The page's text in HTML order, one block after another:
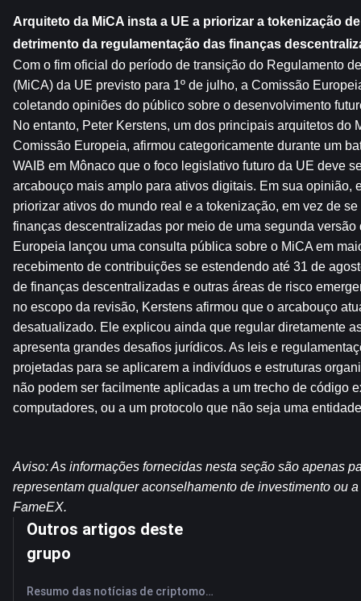
Arquiteto da MiCA insta a UE a priorizar a tokenização
detrimento da regulamentação das finanças
Com o fim oficial do período de transição do Regulamento
(MiCA) da UE previsto para 1º de julho, a Comissão
coletando opiniões do público sobre o desenvolvimento
No entanto, Peter Kerstens, um dos principais arquitetos do
Comissão Europeia, afirmou categoricamente durante um
WAIB em Mônaco que o foco legislativo futuro da UE deve
arcabouço mais amplo para ativos digitais. Em sua opinião,
priorizar ativos do mundo real e a tokenização, em vez de
finanças descentralizadas por meio de uma segunda versão
Europeia lançou uma consulta pública sobre o MiCA em
recebimento de contribuições se estendendo até 31 de
de finanças descentralizadas e outras áreas de risco
no escopo da revisão, Kerstens afirmou que o arcabouço
desatualizado. Ele explicou ainda que regular diretamente
apresenta grandes desafios jurídicos. As leis e
projetadas para se aplicarem a indivíduos e estruturas
não podem ser facilmente aplicadas a um trecho de código
computadores, ou a um protocolo que não seja uma
Aviso: As informações fornecidas nesta seção são apenas
representam qualquer aconselhamento de investimento ou
FameEX.
Outros artigos deste
grupo
Resumo das notícias de criptomoedas da FameEX hoje | 6 de agosto de 2026